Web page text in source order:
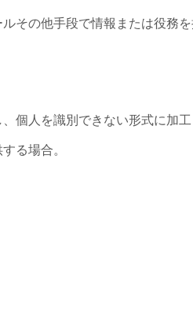
その他手段で情報または役務を
人を識別できない形式に加
る場合。